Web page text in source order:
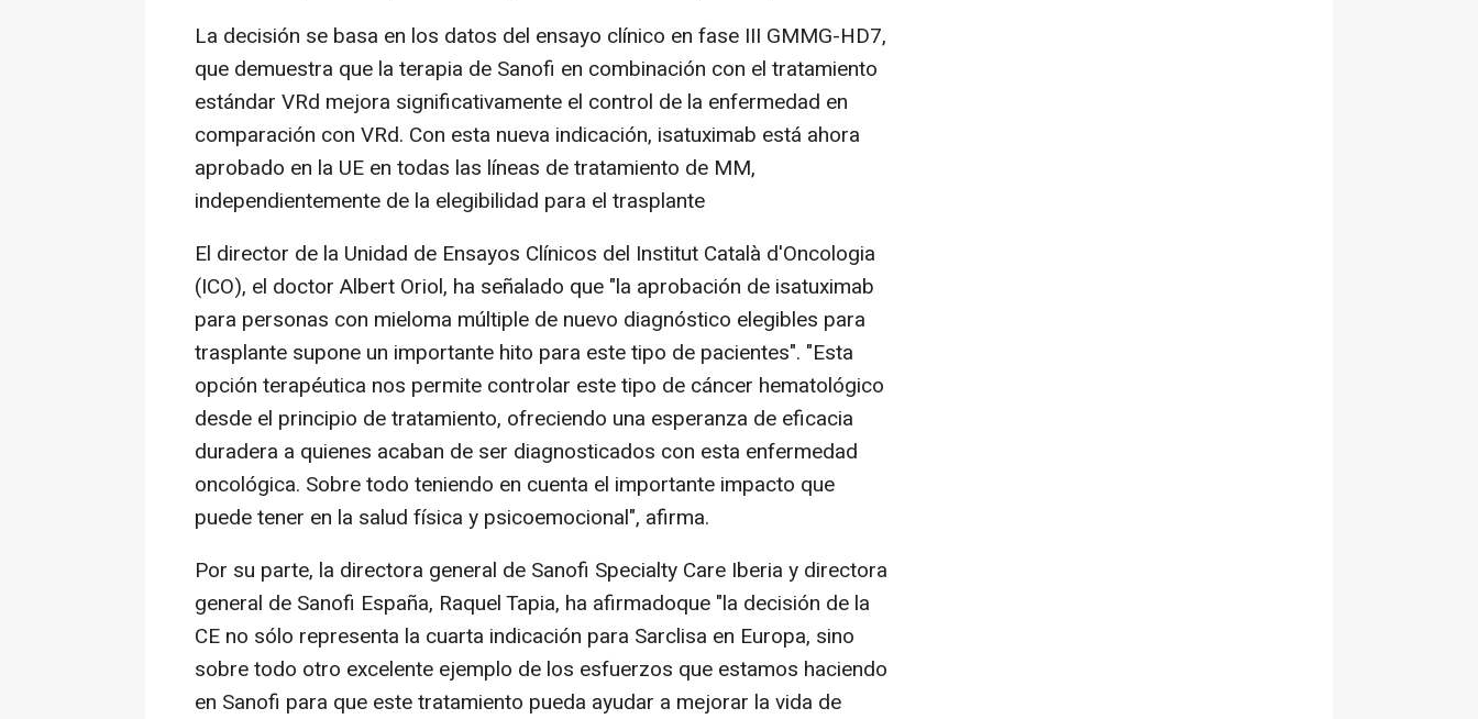
La decisión se basa en los datos del ensayo clínico en fase III GMMG-HD7,
que demuestra que la terapia de Sanofi en combinación con el tratamiento
estándar VRd mejora significativamente el control de la enfermedad en
comparación con VRd. Con esta nueva indicación, isatuximab está ahora
aprobado en la UE en todas las líneas de tratamiento de MM,
independientemente de la elegibilidad para el trasplante
El director de la Unidad de Ensayos Clínicos del Institut Català d'Oncologia
(ICO), el doctor Albert Oriol, ha señalado que "la aprobación de isatuximab
para personas con mieloma múltiple de nuevo diagnóstico elegibles para
trasplante supone un importante hito para este tipo de pacientes". "Esta
opción terapéutica nos permite controlar este tipo de cáncer hematológico
desde el principio de tratamiento, ofreciendo una esperanza de eficacia
duradera a quienes acaban de ser diagnosticados con esta enfermedad
oncológica. Sobre todo teniendo en cuenta el importante impacto que
puede tener en la salud física y psicoemocional", afirma.
Por su parte, la directora general de Sanofi Specialty Care Iberia y directora
general de Sanofi España, Raquel Tapia, ha afirmadoque "la decisión de la
CE no sólo representa la cuarta indicación para Sarclisa en Europa, sino
sobre todo otro excelente ejemplo de los esfuerzos que estamos haciendo
en Sanofi para que este tratamiento pueda ayudar a mejorar la vida de